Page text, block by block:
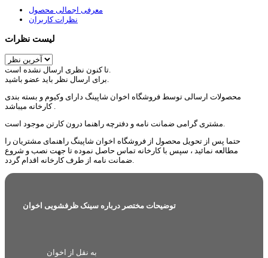
معرفی اجمالی محصول
نظرات کاربران
لیست نظرات
محصولات ارسالی توسط فروشگاه اخوان شاپینگ دارای وکیوم و بسته بندی
کارخانه میباشد .
حتما پس از تحویل محصول از فروشگاه اخوان شاپینگ راهنمای مشتریان را
مطالعه نمائید ، سپس با کارخانه تماس حاصل نموده تا جهت نصب و شروع
توضیحات مختصر درباره سینک ظرفشویی اخوان
به نقل از اخوان